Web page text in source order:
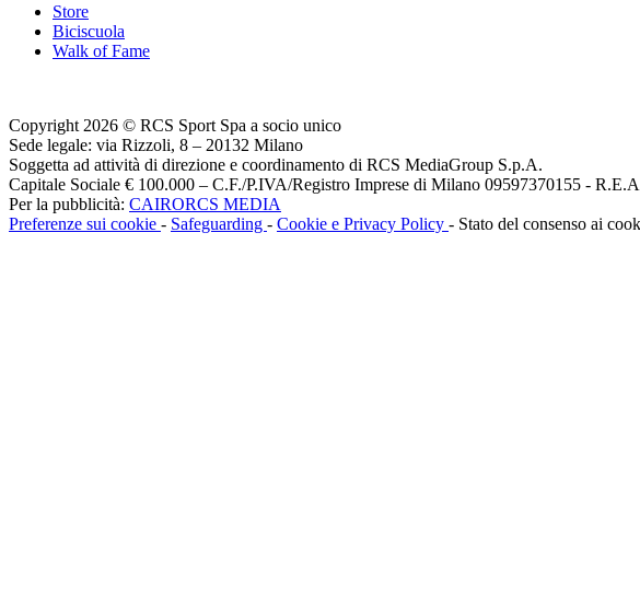
Store
Biciscuola
Walk of Fame
Copyright 2026 © RCS Sport Spa a socio unico
Sede legale: via Rizzoli, 8 – 20132 Milano
Soggetta ad attività di direzione e coordinamento di RCS MediaGroup S.p.A.
Capitale Sociale € 100.000 – C.F./P.IVA/Registro Imprese di Milano 09597370155 -
Per la pubblicità: CAIRORCS MEDIA
Preferenze sui cookie - Safeguarding - Cookie e Privacy Policy - Stato del consenso ai